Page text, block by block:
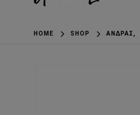
HOME SHOP ΆΝΔΡΑΣ